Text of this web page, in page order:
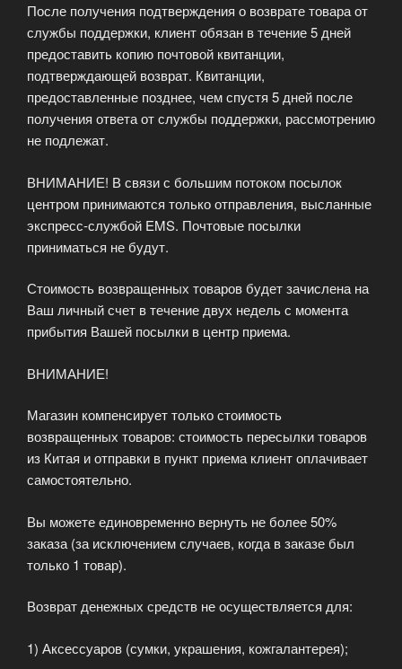
После получения подтверждения о возврате товара от
службы поддержки, клиент обязан в течение 5 дней
предоставить копию почтовой квитанции,
подтверждающей возврат. Квитанции,
предоставленные позднее, чем спустя 5 дней после
получения ответа от службы поддержки, рассмотрению
не подлежат.
ВНИМАНИЕ! В связи с большим потоком посылок
центром принимаются только отправления, высланные
экспресс-службой EMS. Почтовые посылки
приниматься не будут.
Стоимость возвращенных товаров будет зачислена на
Ваш личный счет в течение двух недель с момента
прибытия Вашей посылки в центр приема.
ВНИМАНИЕ!
Магазин компенсирует только стоимость
возвращенных товаров: стоимость пересылки товаров
из Китая и отправки в пункт приема клиент оплачивает
самостоятельно.
Вы можете единовременно вернуть не более 50%
заказа (за исключением случаев, когда в заказе был
только 1 товар).
Возврат денежных средств не осуществляется для:
1) Аксессуаров (сумки, украшения, кожгалантерея);